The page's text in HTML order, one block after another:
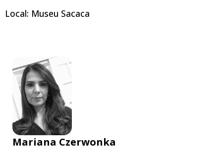
Local: Museu Sacaca
Mariana Czerwonka